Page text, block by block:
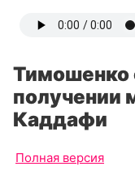
Тимошенко
получении
Каддафи
Полная версия